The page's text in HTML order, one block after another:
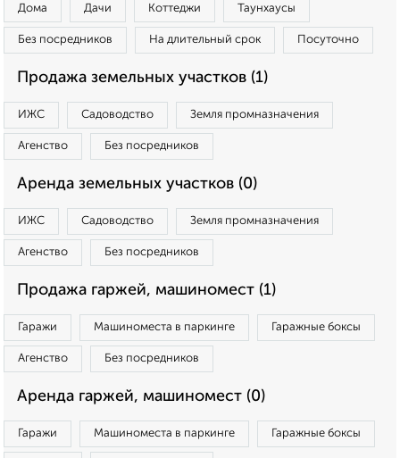
Дома Дачи Коттеджи Таунхаусы
Без посредников На длительный срок Посуточно
Продажа земельных участков (1)
ИЖС Садоводство Земля промназначения
Агенство Без посредников
Аренда земельных участков (0)
ИЖС Садоводство Земля промназначения
Агенство Без посредников
Продажа гаржей, машиномест (1)
Гаражи Машиноместа в паркинге Гаражные боксы
Агенство Без посредников
Аренда гаржей, машиномест (0)
Гаражи Машиноместа в паркинге Гаражные боксы